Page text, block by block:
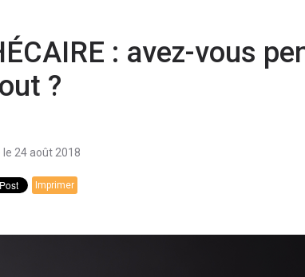
: avez-vous
?
le 24 août 2018
Imprimer